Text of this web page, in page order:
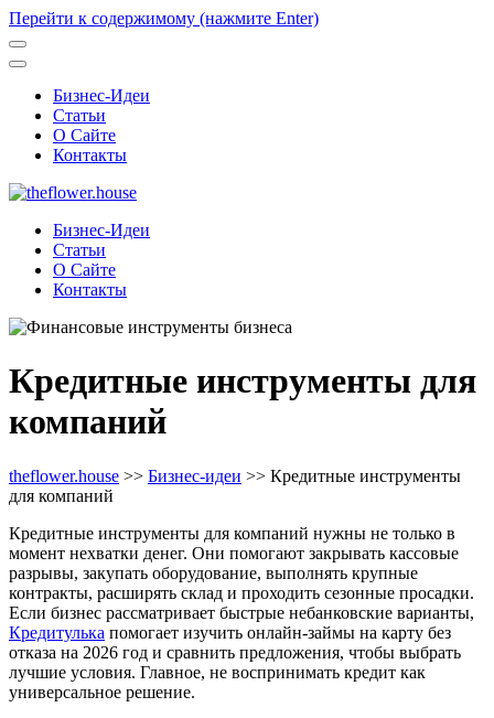
Перейти к содержимому (нажмите Enter)
Бизнес-Идеи
Статьи
О Сайте
Контакты
Бизнес-Идеи
Статьи
О Сайте
Контакты
Кредитные инструменты для
компаний
theflower.house >> Бизнес-идеи >> Кредитные инструменты
для компаний
Кредитные инструменты для компаний нужны не только в
момент нехватки денег. Они помогают закрывать кассовые
разрывы, закупать оборудование, выполнять крупные
контракты, расширять склад и проходить сезонные просадки.
Если бизнес рассматривает быстрые небанковские варианты,
Кредитулька помогает изучить онлайн-займы на карту без
отказа на 2026 год и сравнить предложения, чтобы выбрать
лучшие условия. Главное, не воспринимать кредит как
универсальное решение.